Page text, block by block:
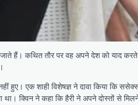
जाते हैं। कथित तौर पर वह अपने देश को
एक शाही विशेषज्ञ ने दावा किया कि
था। क्विन ने कहा कि हैरी ने अपने दोस्तों से